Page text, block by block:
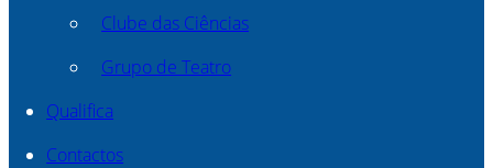
Clube das Ciências
Grupo de Teatro
Qualifica
Contactos